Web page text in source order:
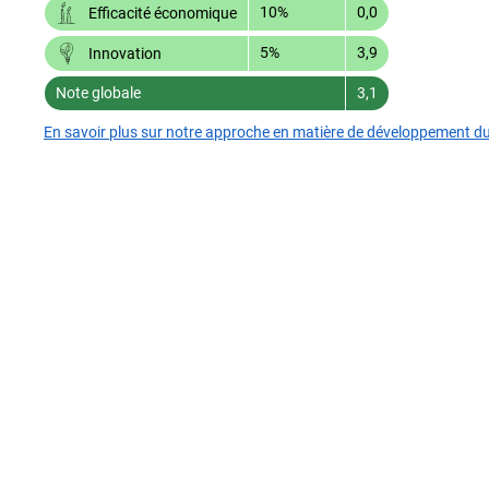
Efficacité économique 10% 0,0
Innovation 5% 3,9
Note globale 3,1
En savoir plus sur notre approche en matière de développement